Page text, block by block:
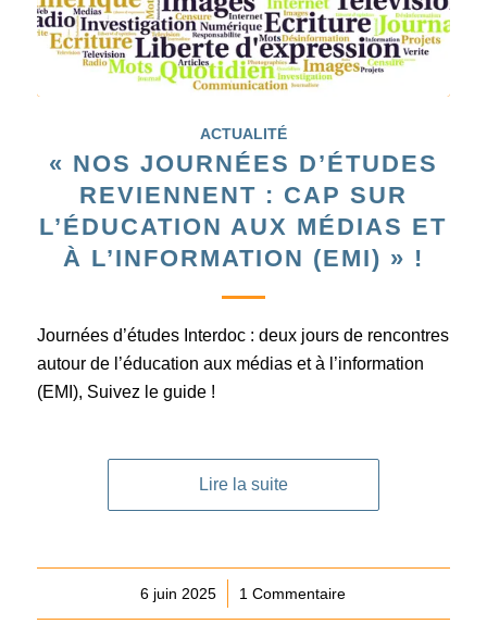
ACTUALITÉ
« NOS JOURNÉES D’ÉTUDES
REVIENNENT : CAP SUR
L’ÉDUCATION AUX MÉDIAS ET
À L’INFORMATION (EMI) » !
Journées d’études Interdoc : deux jours de rencontres
autour de l’éducation aux médias et à l’information
(EMI), Suivez le guide !
Lire la suite
6 juin 2025
/ 1 Commentaire